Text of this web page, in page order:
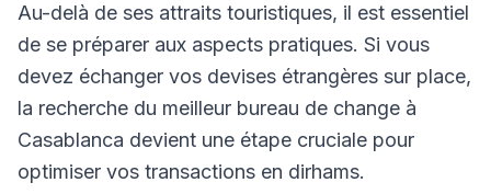
Au-delà de ses attraits touristiques, il est essentiel
de se préparer aux aspects pratiques. Si vous
devez échanger vos devises étrangères sur place,
la recherche du meilleur bureau de change à
Casablanca devient une étape cruciale pour
optimiser vos transactions en dirhams.